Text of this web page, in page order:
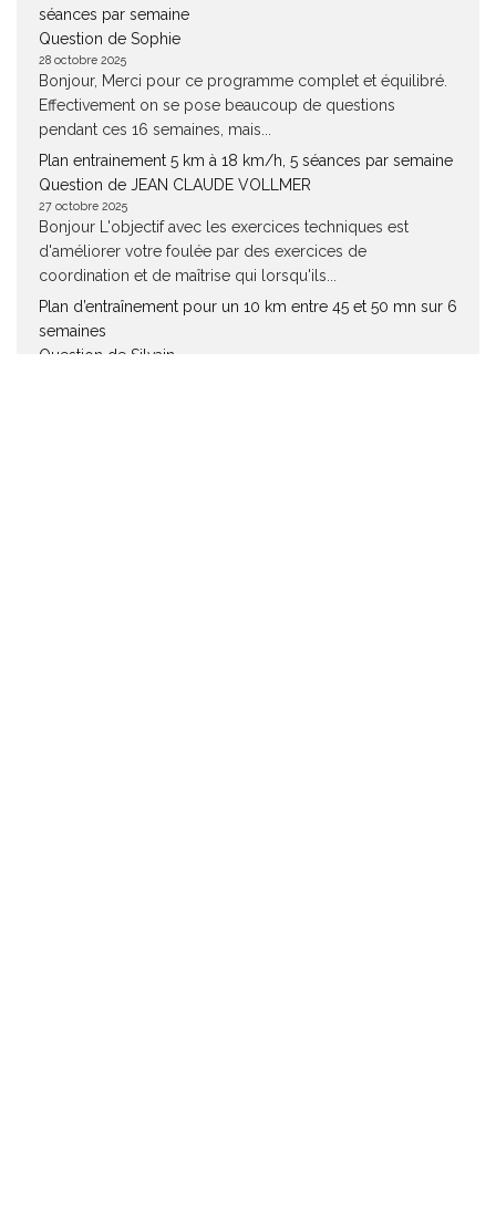
séances par semaine
Question de Sophie
28 octobre 2025
Bonjour, Merci pour ce programme complet et équilibré.
Effectivement on se pose beaucoup de questions
pendant ces 16 semaines, mais...
Plan entrainement 5 km à 18 km/h, 5 séances par semaine
Question de JEAN CLAUDE VOLLMER
27 octobre 2025
Bonjour L'objectif avec les exercices techniques est
d'améliorer votre foulée par des exercices de
coordination et de maîtrise qui lorsqu'ils...
Plan d’entraînement pour un 10 km entre 45 et 50 mn sur 6
semaines
Question de Silvain